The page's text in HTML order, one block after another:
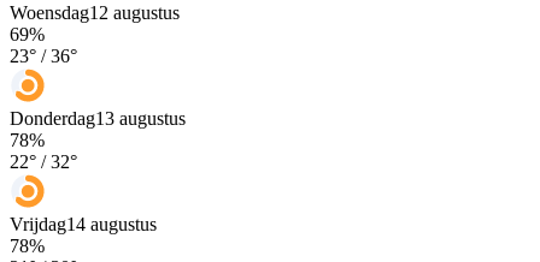
Woensdag12 augustus
69%
23° /36°
Donderdag13 augustus
78%
22° /32°
Vrijdag14 augustus
78%